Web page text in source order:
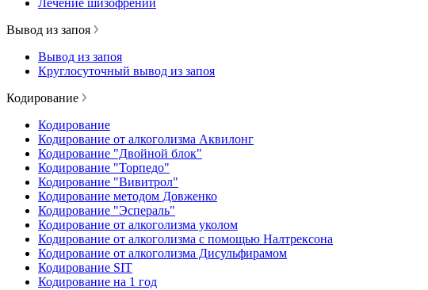
Лечение шизофрении
Вывод из запоя
Вывод из запоя
Круглосуточный вывод из запоя
Кодирование
Кодирование
Кодирование от алкоголизма Аквилонг
Кодирование "Двойной блок"
Кодирование "Торпедо"
Кодирование "Вивитрол"
Кодирование методом Довженко
Кодирование "Эспераль"
Кодирование от алкоголизма уколом
Кодирование от алкоголизма с помощью Налтрексона
Кодирование от алкоголизма Дисульфирамом
Кодирование SIT
Кодирование на 1 год